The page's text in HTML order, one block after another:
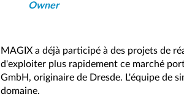
Owner
MAGIX a déjà participé à des projets de
d'exploiter plus rapidement ce marché
GmbH, originaire de Dresde. L'équipe de
domaine.